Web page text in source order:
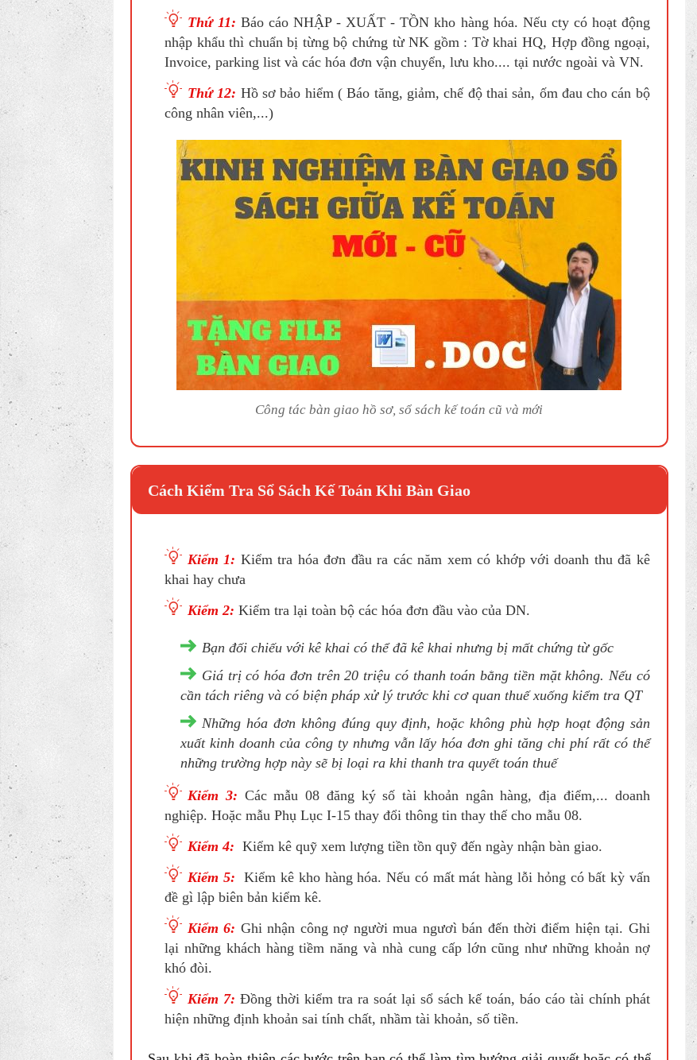
Thứ 11: Báo cáo NHẬP - XUẤT - TỒN kho hàng hóa. Nếu cty có hoạt động
nhập khẩu thì chuẩn bị từng bộ chứng từ NK gồm : Tờ khai HQ, Hợp đồng ngoại,
Invoice, parking list và các hóa đơn vận chuyển, lưu kho.... tại nước ngoài và VN.
Thứ 12: Hồ sơ bảo hiểm ( Báo tăng, giảm, chế độ thai sản, ốm đau cho cán bộ
công nhân viên,...)
Công tác bàn giao hồ sơ, sổ sách kế toán cũ và mới
Cách Kiểm Tra Sổ Sách Kế Toán Khi Bàn Giao
Kiểm 1: Kiểm tra hóa đơn đầu ra các năm xem có khớp với doanh thu đã kê
khai hay chưa
Kiểm 2: Kiểm tra lại toàn bộ các hóa đơn đầu vào của DN.
Bạn đối chiếu với kê khai có thể đã kê khai nhưng bị mất chứng từ gốc
Giá trị có hóa đơn trên 20 triệu có thanh toán bằng tiền mặt không. Nếu có
cần tách riêng và có biện pháp xử lý trước khi cơ quan thuế xuống kiểm tra QT
Những hóa đơn không đúng quy định, hoặc không phù hợp hoạt động sản
xuất kinh doanh của công ty nhưng vẫn lấy hóa đơn ghi tăng chi phí rất có thể
những trường hợp này sẽ bị loại ra khi thanh tra quyết toán thuế
Kiểm 3: Các mẫu 08 đăng ký số tài khoản ngân hàng, địa điểm,... doanh
nghiệp. Hoặc mẫu Phụ Lục I-15 thay đổi thông tin thay thế cho mẫu 08.
Kiểm 4: Kiểm kê quỹ xem lượng tiền tồn quỹ đến ngày nhận bàn giao.
Kiểm 5: Kiểm kê kho hàng hóa. Nếu có mất mát hàng lỗi hỏng có bất kỳ vấn
đề gì lập biên bản kiểm kê.
Kiểm 6: Ghi nhận công nợ người mua ngươì bán đến thời điểm hiện tại. Ghi
lại những khách hàng tiềm năng và nhà cung cấp lớn cũng như những khoản nợ
khó đòi.
Kiểm 7: Đồng thời kiểm tra ra soát lại sổ sách kế toán, báo cáo tài chính phát
hiện những định khoản sai tính chất, nhầm tài khoản, số tiền.